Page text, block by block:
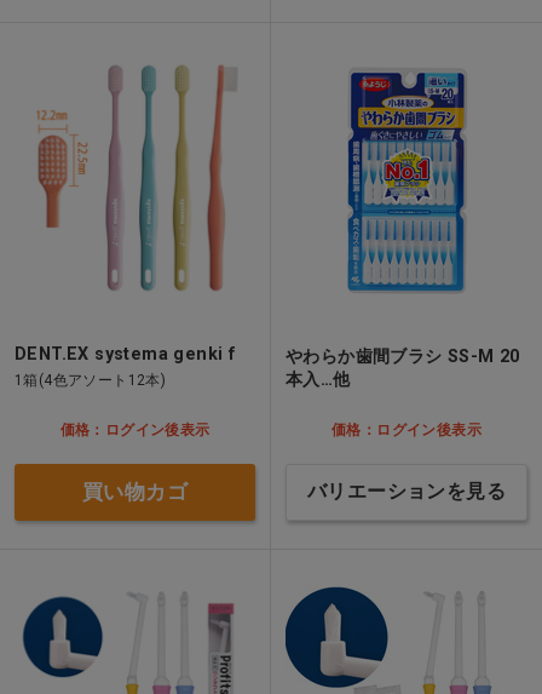
DENT.EX systema genki f
1箱(4色アソート12本)
価格：ログイン後表示
買い物カゴ
やわらか歯間ブラシ SS-M 20
本入…他
価格：ログイン後表示
バリエーションを見る